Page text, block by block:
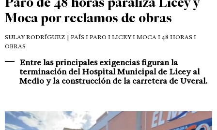
Moca por reclamos de obras
SULAY RODRÍGUEZ | PAÍS I PARO I LICEY I MOCA I 48 HORAS I
OBRAS
Entre las principales exigencias figuran la
terminación del Hospital Municipal de Licey al
Medio y la construcción de la carretera de Uveral.